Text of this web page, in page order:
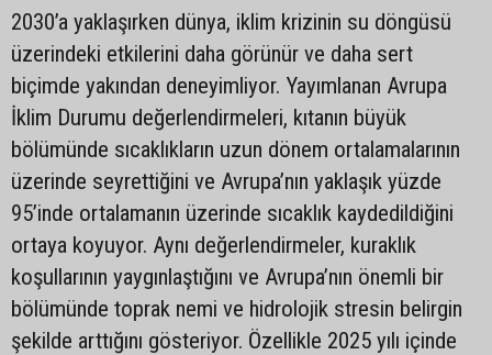
2030’a yaklaşırken dünya, iklim krizinin su döngüsü
üzerindeki etkilerini daha görünür ve daha sert
biçimde yakından deneyimliyor. Yayımlanan Avrupa
İklim Durumu değerlendirmeleri, kıtanın büyük
bölümünde sıcaklıkların uzun dönem ortalamalarının
üzerinde seyrettiğini ve Avrupa’nın yaklaşık yüzde
95’inde ortalamanın üzerinde sıcaklık kaydedildiğini
ortaya koyuyor. Aynı değerlendirmeler, kuraklık
koşullarının yaygınlaştığını ve Avrupa’nın önemli bir
bölümünde toprak nemi ve hidrolojik stresin belirgin
şekilde arttığını gösteriyor. Özellikle 2025 yılı içinde